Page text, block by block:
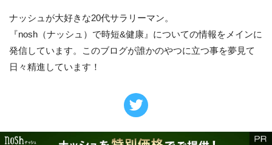
ナッシュが大好きな20代サラリーマン。
『nosh（ナッシュ）で時短&健康』についての情報をメインに
発信しています。このブログが誰かのやつに立つ事を夢見て
日々精進しています！